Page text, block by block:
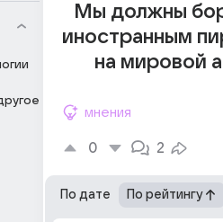
Мы должны
иностранным
на мировой
мнения
0 2
По дате По рейтингу